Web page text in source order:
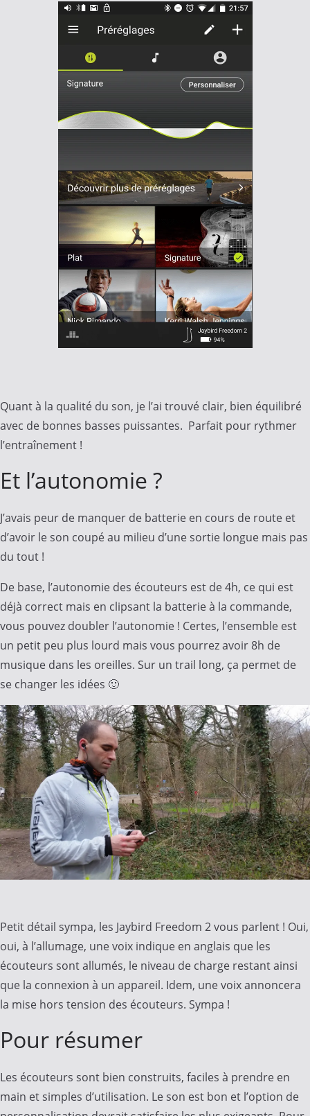
Quant à la qualité du son, je l’ai trouvé clair, bien équilibré
avec de bonnes basses puissantes. Parfait pour rythmer
l’entraînement !
Et l’autonomie ?
J’avais peur de manquer de batterie en cours de route et
d’avoir le son coupé au milieu d’une sortie longue mais pas
du tout !
De base, l’autonomie des écouteurs est de 4h, ce qui est
déjà correct mais en clipsant la batterie à la commande,
vous pouvez doubler l’autonomie ! Certes, l’ensemble est
un petit peu plus lourd mais vous pourrez avoir 8h de
musique dans les oreilles. Sur un trail long, ça permet de
se changer les idées 🙂
Petit détail sympa, les Jaybird Freedom 2 vous parlent ! Oui,
oui, à l’allumage, une voix indique en anglais que les
écouteurs sont allumés, le niveau de charge restant ainsi
que la connexion à un appareil. Idem, une voix annoncera
la mise hors tension des écouteurs. Sympa !
Pour résumer
Les écouteurs sont bien construits, faciles à prendre en
main et simples d’utilisation. Le son est bon et l’option de